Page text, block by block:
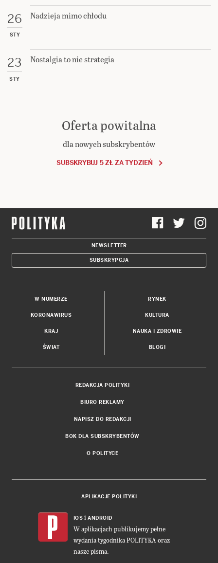
26
STY
Nadzieja mimo chłodu
23
STY
Nostalgia to nie strategia
Oferta powitalna
dla nowych subskrybentów
SUBSKRYBUJ 5 ZŁ ZA TYDZIEŃ
NEWSLETTER
SUBSKRYPCJA
W NUMERZE
KORONAWIRUS
KRAJ
ŚWIAT
RYNEK
KULTURA
NAUKA I ZDROWIE
BLOGI
REDAKCJA POLITYKI
BIURO REKLAMY
NAPISZ DO REDAKCJI
BOK DLA SUBSKRYBENTÓW
O POLITYCE
APLIKACJE POLITYKI
IOS i ANDROID
W aplikacjach publikujemy pełne
wydania tygodnika POLITYKA oraz
nasze pisma.